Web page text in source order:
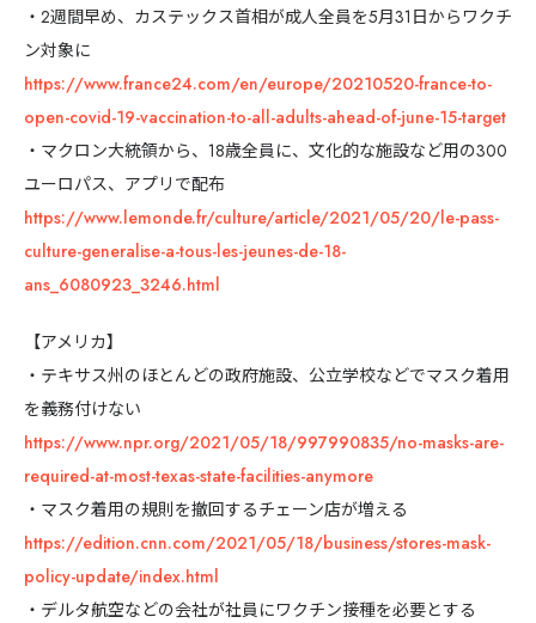
・2週間早め、カステックス首相が成人全員を5月31日からワクチ
ン対象に
https://www.france24.com/en/europe/20210520-france-to-
open-covid-19-vaccination-to-all-adults-ahead-of-june-15-target
・マクロン大統領から、18歳全員に、文化的な施設など用の300
ユーロパス、アプリで配布
https://www.lemonde.fr/culture/article/2021/05/20/le-pass-
culture-generalise-a-tous-les-jeunes-de-18-
ans_6080923_3246.html
【アメリカ】
・テキサス州のほとんどの政府施設、公立学校などでマスク着用
を義務付けない
https://www.npr.org/2021/05/18/997990835/no-masks-are-
required-at-most-texas-state-facilities-anymore
・マスク着用の規則を撤回するチェーン店が増える
https://edition.cnn.com/2021/05/18/business/stores-mask-
policy-update/index.html
・デルタ航空などの会社が社員にワクチン接種を必要とする